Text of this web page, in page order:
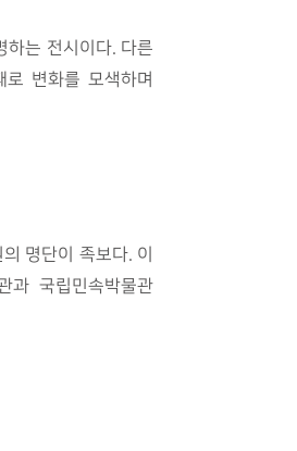
하는 전시이다. 다른
변화를 모색하며
명단이 족보다. 이
국립민속박물관